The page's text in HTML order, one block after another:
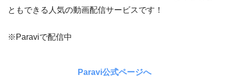
ともできる人気の動画配信サービスです！
※Paraviで配信中
Paravi公式ページへ